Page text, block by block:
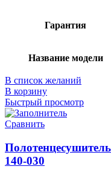
Гарантия
Название модели
В список желаний
В корзину
Быстрый просмотр
Сравнить
140-030